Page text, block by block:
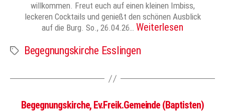
willkommen. Freut euch auf einen kleinen Imbiss,
leckeren Cocktails und genießt den schönen Ausblick
auf die Burg. So., 26.04.26… Weiterlesen
Schlagwörter
Begegnungskirche Esslingen
Begegnungskirche, Ev.Freik.Gemeinde (Baptisten)